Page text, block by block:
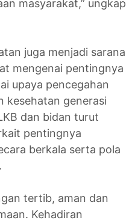
masyarakat,” ungkap
juga menjadi sarana
mengenai pentingnya
upaya pencegahan
kesehatan generasi
dan bidan turut
pentingnya
berkala serta pola
tertib, aman dan
Kehadiran